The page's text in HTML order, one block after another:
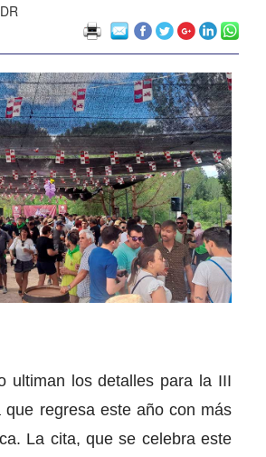
DR
ultiman los detalles para la III
que regresa este año con más
La cita, que se celebra este